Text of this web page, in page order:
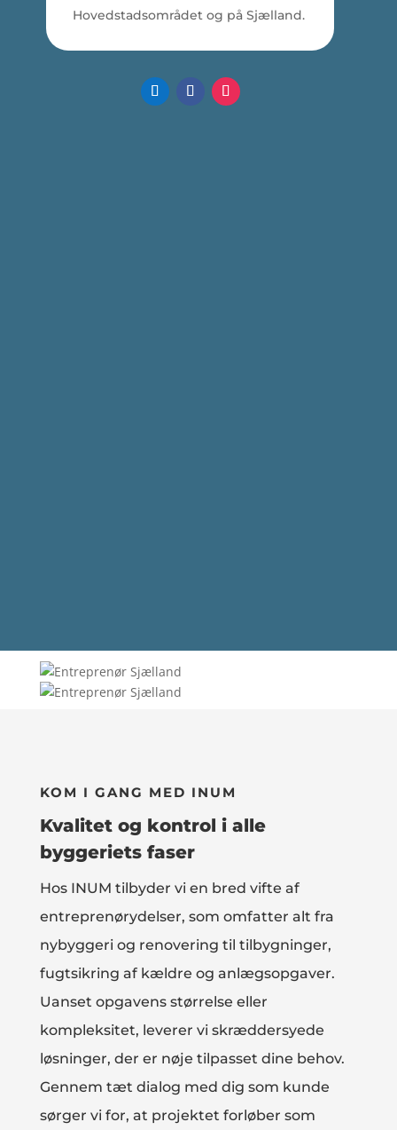
Hovedstadsområdet og på Sjælland.
KOM I GANG MED INUM
Kvalitet og kontrol i alle
byggeriets faser
Hos INUM tilbyder vi en bred vifte af
entreprenørydelser, som omfatter alt fra
nybyggeri og renovering til tilbygninger,
fugtsikring af kældre og anlægsopgaver.
Uanset opgavens størrelse eller
kompleksitet, leverer vi skræddersyede
løsninger, der er nøje tilpasset dine behov.
Gennem tæt dialog med dig som kunde
sørger vi for, at projektet forløber som